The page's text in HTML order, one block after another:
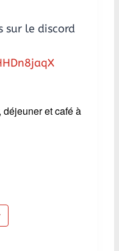
sur le discord
et café à